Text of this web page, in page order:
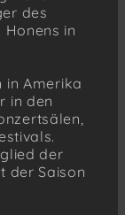
des
in
in Amerika
in den
der
der Saison